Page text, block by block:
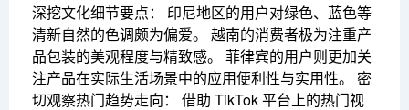
深挖文化细节要点： 印尼地区的用户对绿色、蓝色等
清新自然的色调颇为偏爱。 越南的消费者极为注重产
品包装的美观程度与精致感。 菲律宾的用户则更加关
注产品在实际生活场景中的应用便利性与实用性。 密
切观察热门趋势走向： 借助 TikTok 平台上的热门视